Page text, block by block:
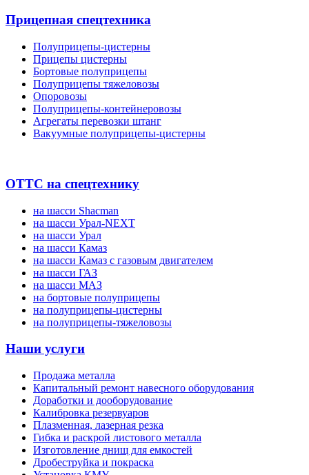
Прицепная спецтехника
Полуприцепы-цистерны
Прицепы цистерны
Бортовые полуприцепы
Полуприцепы тяжеловозы
Опоровозы
Полуприцепы-контейнеровозы
Агрегаты перевозки штанг
Вакуумные полуприцепы-цистерны
ОТТС на спецтехнику
на шасси Shacman
на шасси Урал-NEXT
на шасси Урал
на шасси Камаз
на шасси Камаз с газовым двигателем
на шасси ГАЗ
на шасси МАЗ
на бортовые полуприцепы
на полуприцепы-цистерны
на полуприцепы-тяжеловозы
Наши услуги
Продажа металла
Капитальный ремонт навесного оборудования
Доработки и дооборудование
Калибровка резервуаров
Плазменная, лазерная резка
Гибка и раскрой листового металла
Изготовление днищ для емкостей
Дробеструйка и покраска